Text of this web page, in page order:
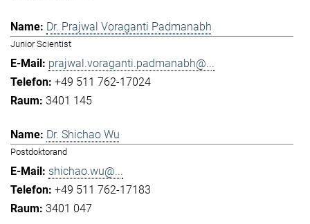
Dr. Prajwal Voraganti Padmanabh
Junior Scientist
prajwal.voraganti.padmanabh@...
+49 511 762-17024
3401 145
Dr. Shichao Wu
Postdoktorand
shichao.wu@...
+49 511 762-17183
3401 047